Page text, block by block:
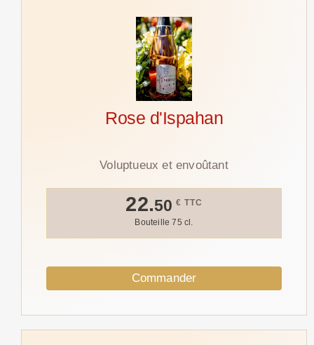
Rose d'Ispahan
Voluptueux et envoûtant
22.50 € TTC
Bouteille 75 cl.
Commander